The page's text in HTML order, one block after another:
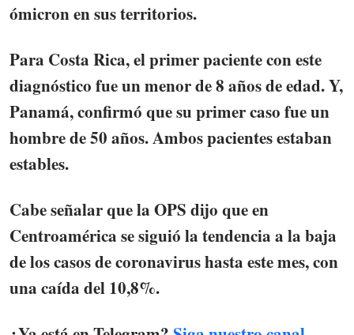
ómicron en sus territorios.
Para Costa Rica, el primer paciente con este
diagnóstico fue un menor de 8 años de edad. Y,
Panamá, confirmó que su primer caso fue un
hombre de 50 años. Ambos pacientes estaban
estables.
Cabe señalar quela OPS dijo que en
Centroamérica se siguió la tendencia a la baja
de los casos de coronavirus hasta este mes, con
una caída del 10,8%.